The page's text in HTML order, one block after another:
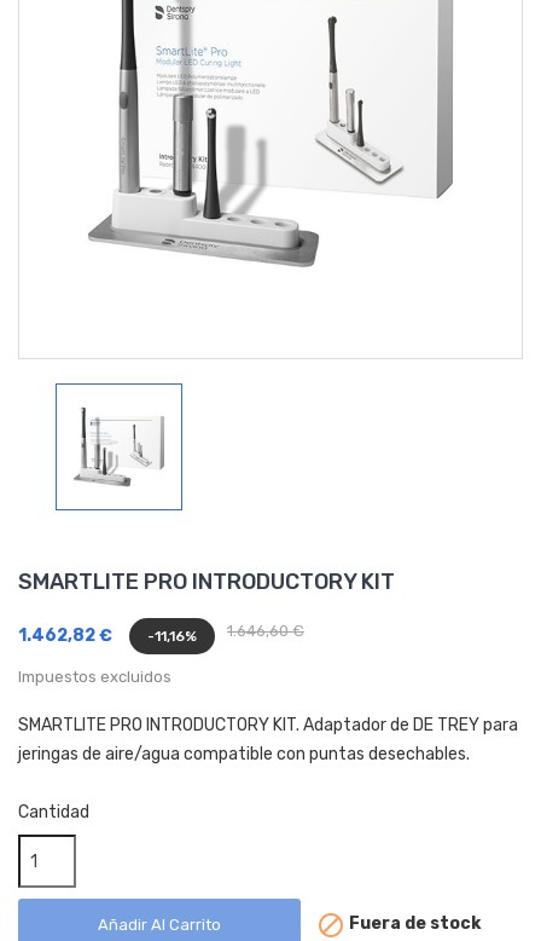
SMARTLITE PRO INTRODUCTORY KIT
1.646,60 €
1.462,82 € -11,16%
Impuestos excluidos
SMARTLITE PRO INTRODUCTORY KIT. Adaptador de DE TREY para
jeringas de aire/agua compatible con puntas desechables.
Cantidad
Añadir Al Carrito  Fuera de stock